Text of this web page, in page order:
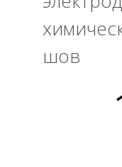
шов